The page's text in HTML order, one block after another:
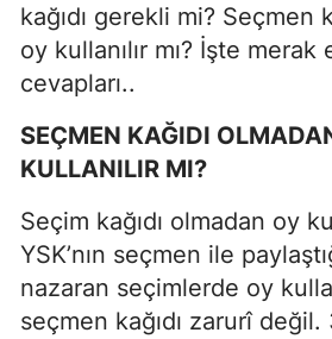
kağıdı gerekli mi? Seçmen
oy kullanılır mı? İşte merak
cevapları..
SEÇMEN KAĞIDI
KULLANILIR MI?
Seçim kağıdı olmadan oy
YSK’nın seçmen ile
nazaran seçimlerde oy
seçmen kağıdı zarurî